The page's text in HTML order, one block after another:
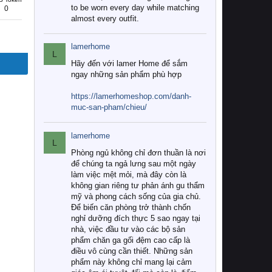
0
to be worn every day while matching
almost every outfit.
L
lamerhome
Hãy đến với lamer Home để sắm
ngay những sản phẩm phù hợp
https://lamerhomeshop.com/danh-
muc-san-pham/chieu/
L
lamerhome
Phòng ngủ không chỉ đơn thuần là nơi
để chúng ta ngả lưng sau một ngày
làm việc mệt mỏi, mà đây còn là
không gian riêng tư phản ánh gu thẩm
mỹ và phong cách sống của gia chủ.
Để biến căn phòng trở thành chốn
nghỉ dưỡng đích thực 5 sao ngay tại
nhà, việc đầu tư vào các bộ sản
phẩm chăn ga gối đệm cao cấp là
điều vô cùng cần thiết. Những sản
phẩm này không chỉ mang lại cảm